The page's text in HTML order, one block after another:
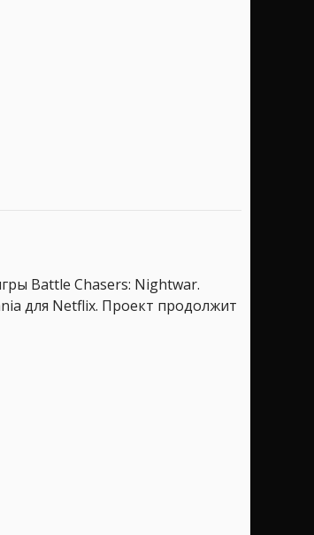
Battle Chasers: Nightwar.
для Netflix. Проект продолжит